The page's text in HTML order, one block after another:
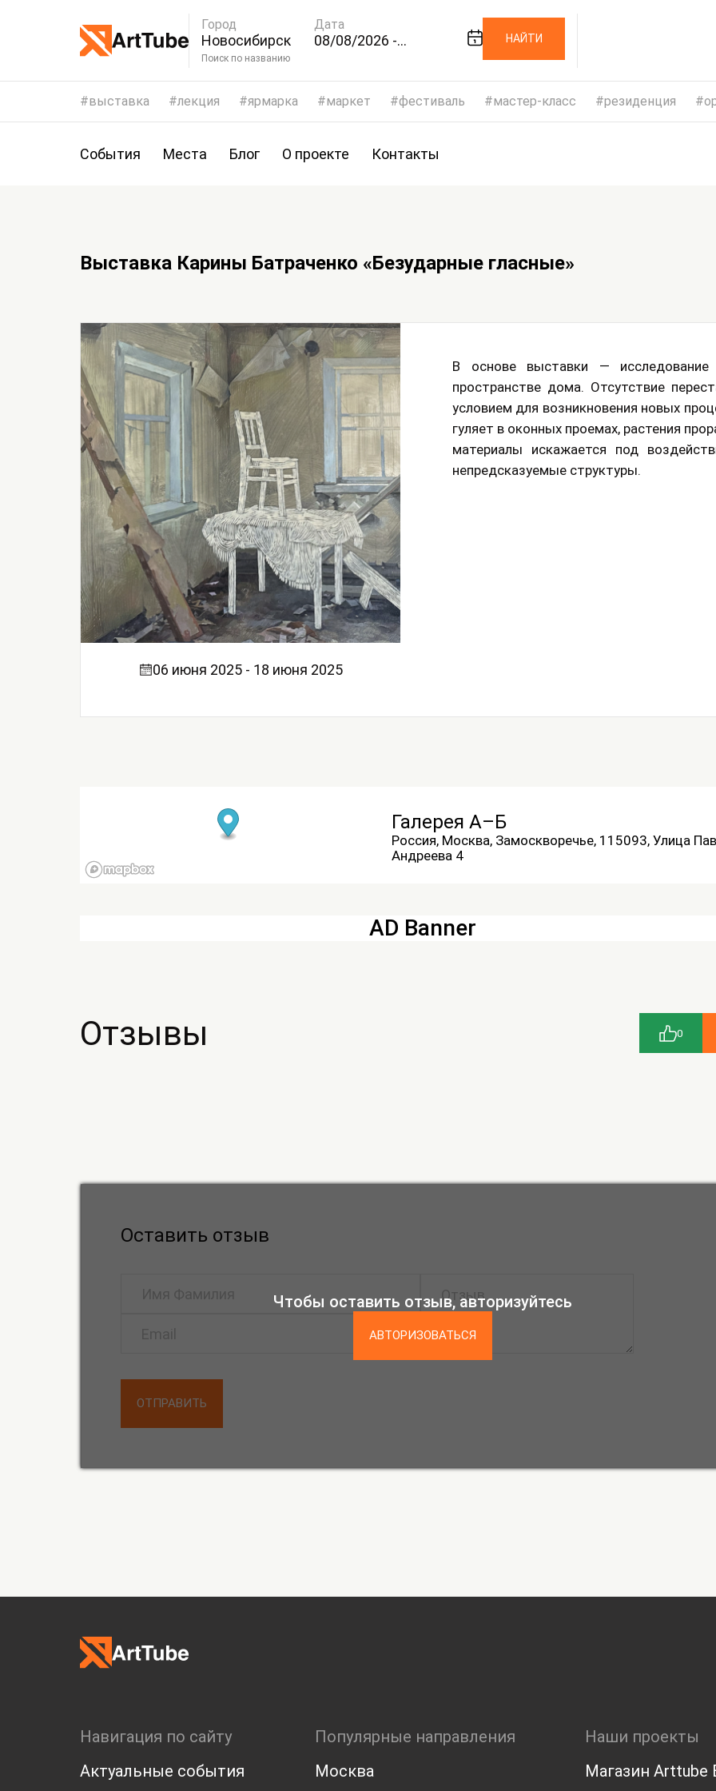
Город
Новосибирск
Дата
08/08/2026 -
Поиск по названию
НАЙТИ
выставка лекция ярмарка маркет фестиваль мастер-класс резиденция
События Места Блог О проекте Контакты
Выставка Карины Батраченко «Безударные гласные»
06 июня 2025 - 18 июня 2025
В основе выставки —
пространстве дома. Отсутствие
условием для возникновения новых
гуляет в оконных проемах, растения
материалы искажается под
непредсказуемые структуры.
Галерея А–Б
Россия, Москва, Замоскворечье, 115093, Улица
Андреева 4
AD Banner
Отзывы 0
Чтобы оставить отзыв, авторизуйтесь
АВТОРИЗОВАТЬСЯ
Оставить отзыв
ОТПРАВИТЬ
Навигация по сайту
Актуальные события
Популярные направления
Москва
Наши проекты
Магазин Arttube